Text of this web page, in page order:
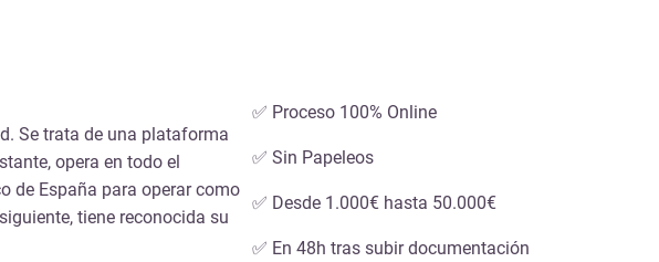
Se trata de una plataforma
opera en todo el
de España para operar como
tiene reconocida su
✅ Proceso 100% Online
✅ Sin Papeleos
✅ Desde 1.000€ hasta 50.000€
✅ En 48h tras subir documentación